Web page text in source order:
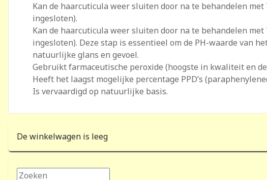
Kan de haarcuticula weer sluiten door na te behandelen
ingesloten).
Kan de haarcuticula weer sluiten door na te behandelen
ingesloten). Deze stap is essentieel om de PH-waarde van
natuurlijke glans en gevoel.
Gebruikt farmaceutische peroxide (hoogste in kwaliteit en
Heeft het laagst mogelijke percentage PPD’s
Is vervaardigd op natuurlijke basis.
De winkelwagen is leeg
Zoeken...